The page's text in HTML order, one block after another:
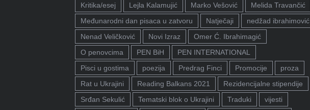
Kritika/esej
Lejla Kalamujić Marko Vešović
Melida Travančić
Međunarodni dan pisaca u zatvoru
Natječaji
nedžad ibrahimović
Nenad Veličković
Novi Izraz
Omer Ć. Ibrahimagić
O penovcima
PEN BiH
PEN INTERNATIONAL
Pisci u gostima
poezija Predrag Finci Promocije
proza
Rat u Ukrajini
Reading Balkans 2021
Rezidencijalne stipendije
Srđan Sekulić
Tematski blok o Ukrajini Traduki
vijesti